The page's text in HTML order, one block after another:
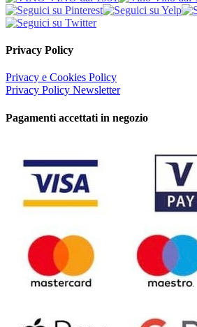
Privacy Policy
Privacy e Cookies Policy
Privacy Policy Newsletter
Pagamenti accettati in negozio